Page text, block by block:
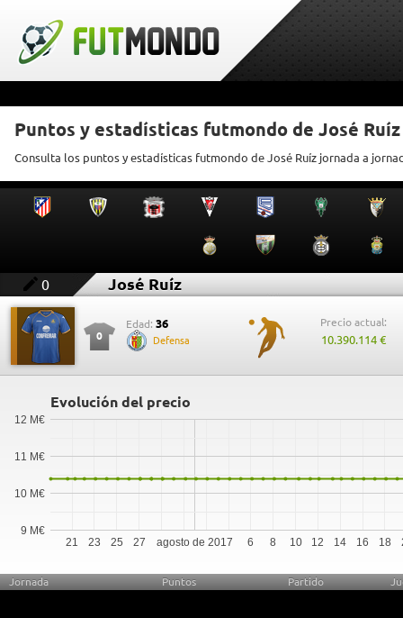
Puntos y estadísticas futmondo de José Ruíz
Consulta los puntos y estadísticas futmondo de José Ruíz jornada a
0 José Ruíz
0
Edad: 36
Defensa
Precio actual:
10.390.114 €
Evolución del precio
agosto de 2017
21 23 25 27 6 8 10 12 14 16 18
9 M€
10 M€
11 M€
12 M€
Jornada Puntos Partido